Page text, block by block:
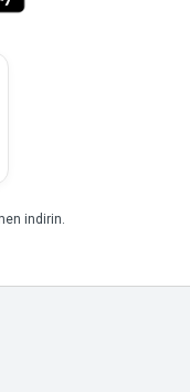
indirin.